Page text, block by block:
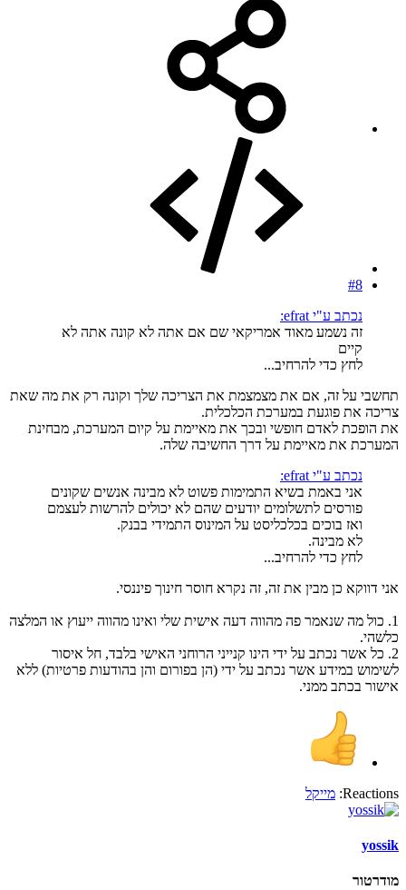
#8
נכתב ע"י efrat:
זה נשמע מאוד אמריקאי שם אם אתה לא קונה אתה לא
קיים
לחץ כדי להרחיב...
תחשבי על זה, אם את מצמצמת את הצריכה שלך וקונה רק את מה שאת
צריכה את פוגעת במערכת הכלכלית.
את הופכת לאדם חופשי ובכך את מאיימת על קיום המערכת, מבחינת
המערכת את מאיימת על דרך החשיבה שלה.
נכתב ע"י efrat:
אני באמת בשיא התמימות פשוט לא מבינה אנשים שקונים
פורסים לתשלומים יודעים שהם לא יכולים להרשות לעצמם
ואז בוכים בכלכליסט על המינוס התמידי בבנק.
לא מבינה.
לחץ כדי להרחיב...
אני דווקא כן מבין את זה, זה נקרא חוסר חינוך פיננסי.
1. כול מה שנאמר פה מהווה דעה אישית שלי ואינו מהווה ייעוץ או המלצה
כלשהי.
2. כל אשר נכתב על ידי הינו קנייני הרוחני האישי בלבד, חל איסור
לשימוש במידע אשר נכתב על ידי (הן בפורום והן בהודעות פרטיות) ללא
אישור בכתב ממני.
Reactions: מייקל
yossik
מודרטור